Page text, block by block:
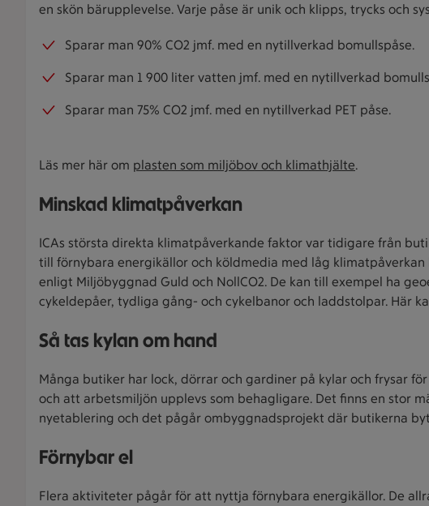
en skön bärupplevelse. Varje påse är unik och klipps, trycks och
Sparar man 90% CO2 jmf. med en nytillverkad bomullspåse.
Sparar man 1 900 liter vatten jmf. med en nytillverkad
Sparar man 75% CO2 jmf. med en nytillverkad PET påse.
Läs mer här om plasten som miljöbov och klimathjälte.
Minskad klimatpåverkan
ICAs största direkta klimatpåverkande faktor var tidigare från
till förnybara energikällor och köldmedia med låg
enligt Miljöbyggnad Guld och NollCO2. De kan till exempel ha
cykeldepåer, tydliga gång- och cykelbanor och laddstolpar. Här
Så tas kylan om hand
Många butiker har lock, dörrar och gardiner på kylar och frysar
och att arbetsmiljön upplevs som behagligare. Det finns en stor
nyetablering och det pågår ombyggnadsprojekt där butikerna
Förnybar el
Flera aktiviteter pågår för att nyttja förnybara energikällor. De